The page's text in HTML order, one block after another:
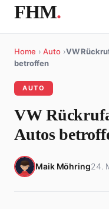
FHM.
Home › Auto ›VW
betroffen
AUTO
VW
Autos
Maik Möhring24.